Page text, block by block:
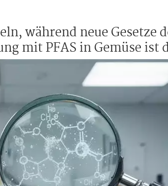
während neue Gesetze
mit PFAS in Gemüse ist